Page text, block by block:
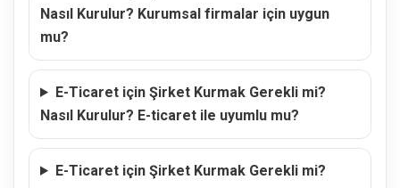
Nasıl Kurulur? Kurumsal firmalar için uygun
mu?
E-Ticaret için Şirket Kurmak Gerekli mi?
Nasıl Kurulur? E-ticaret ile uyumlu mu?
E-Ticaret için Şirket Kurmak Gerekli mi?